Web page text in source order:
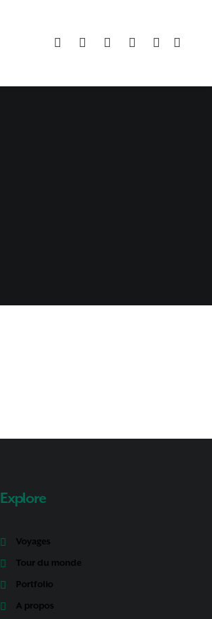
Explore
Voyages
Tour du monde
Portfolio
A propos